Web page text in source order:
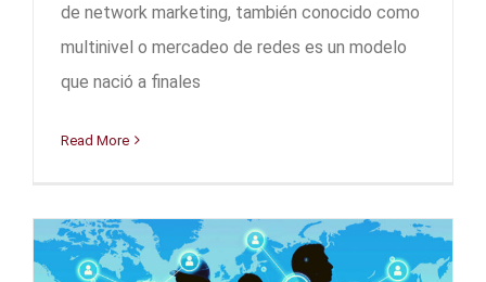
de network marketing, también conocido como
multinivel o mercadeo de redes es un modelo
que nació a finales
Read More